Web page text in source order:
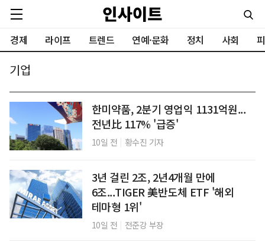
경제 라이프 트렌드 연예·문화 정치 사회
기업
한미약품, 2분기 영업익 1131억원...
전년比 117% '급증'
10일 전 황수진 기자
3년 걸린 2조, 2년4개월 만에
6조...TIGER 美반도체 ETF '해외
테마형 1위'
10일 전 전준강 부장